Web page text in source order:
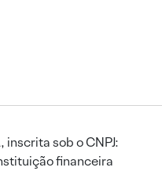
inscrita sob o CNPJ:
financeira